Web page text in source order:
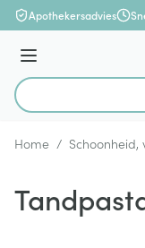
Ga naar de inhoud
Apothekersadvies
Menu
Product, merk,
Home /